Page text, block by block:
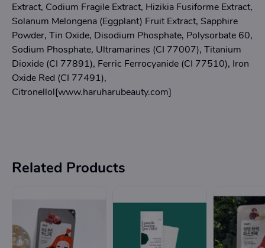
Extract, Codium Fragile Extract, Hizikia Fusiforme Extract,
Solanum Melongena (Eggplant) Fruit Extract, Sapphire
Powder, Tin Oxide, Disodium Phosphate, Polysorbate 60,
Sodium Phosphate, Ultramarines (CI 77007), Titanium
Dioxide (CI 77891), Ferric Ferrocyanide (CI 77510), Iron
Oxide Red (CI 77491),
Citronellol[www.haruharubeauty.com]
Related Products